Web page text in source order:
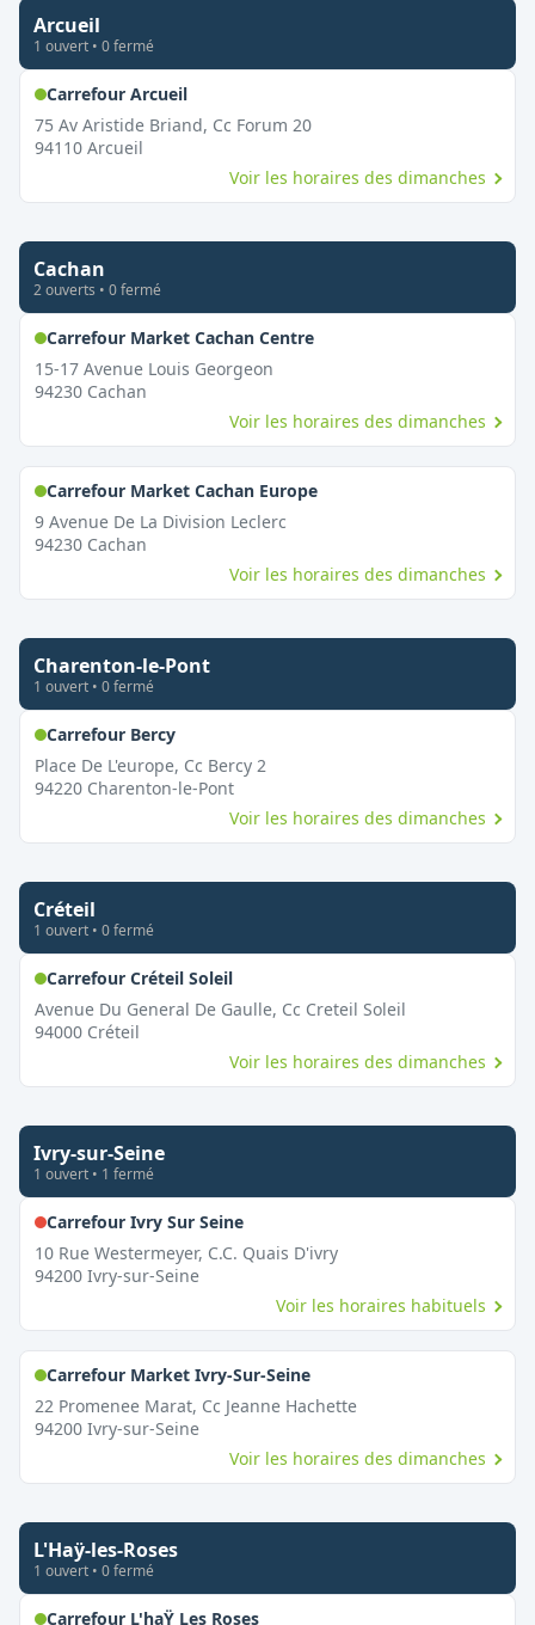
Arcueil
1 ouvert • 0fermé
Carrefour Arcueil,
75 Av Aristide Briand, Cc Forum 20
94110 Arcueil
Voir les horaires des dimanches
Cachan
2ouverts • 0fermé
Carrefour Market Cachan Centre,
15-17 Avenue Louis Georgeon
94230 Cachan
Voir les horaires des dimanches
Carrefour Market Cachan Europe,
9 Avenue De La Division Leclerc
94230 Cachan
Voir les horaires des dimanches
Charenton-le-Pont
1 ouvert • 0fermé
Carrefour Bercy,
Place De L'europe, Cc Bercy 2
94220 Charenton-le-Pont
Voir les horaires des dimanches
Créteil
1 ouvert • 0fermé
Carrefour Créteil Soleil,
Avenue Du General De Gaulle, Cc Creteil Soleil
94000 Créteil
Voir les horaires des dimanches
Ivry-sur-Seine
1 ouvert • 1 fermé
Carrefour Ivry Sur Seine,
10 Rue Westermeyer, C.C. Quais D'ivry
94200 Ivry-sur-Seine
Voir les horaires habituels
Carrefour Market Ivry-Sur-Seine,
22 Promenee Marat, Cc Jeanne Hachette
94200 Ivry-sur-Seine
Voir les horaires des dimanches
L'Haÿ-les-Roses
1 ouvert • 0fermé
Carrefour L'haŸ Les Roses,